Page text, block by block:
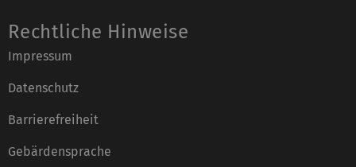
Rechtliche Hinweise
Impressum
Datenschutz
Barrierefreiheit
Gebärdensprache